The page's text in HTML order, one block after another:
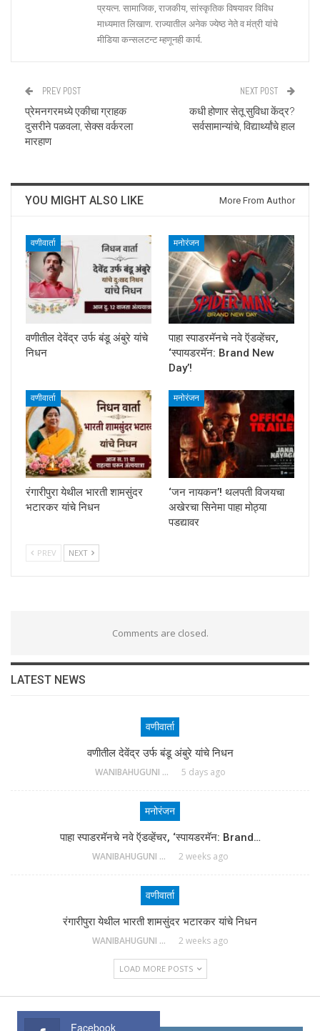
प्रयत्न. सामाजिक, राजकीय, सांस्कृतिक विषयावर विविध
माध्यमात लिखाण. राज्यातील अनेक ज्येष्ठ नेते व मंत्री यांचे
मीडिया कन्सलटन्ट म्हणूनही कार्य.
PREV POST
प्रेमनगरमध्ये एकीचा ग्राहक
दुसरीने पळवला, सेक्स वर्करला
मारहाण
NEXT POST
कधी होणार सेतू सुविधा केंद्र?
सर्वसामान्यांचे, विद्यार्थ्यांचे हाल
YOU MIGHT ALSO LIKE More From Author
वणीवार्ता
वणीतील देवेंद्र उर्फ बंडू अंबुरे यांचे
निधन
मनोरंजन
पाहा स्पाडरमॅनचे नवे ऍडव्हेंचर,
‘स्पायडरमॅन: Brand New
Day’!
वणीवार्ता
रंगारीपुरा येथील भारती शामसुंदर
भटारकर यांचे निधन
मनोरंजन
‘जन नायकन’! थलपती विजयचा
अखेरचा सिनेमा पाहा मोठ्या
पडद्यावर
PREV NEXT
Comments are closed.
LATEST NEWS
वणीवार्ता
वणीतील देवेंद्र उर्फ बंडू अंबुरे यांचे निधन
WANIBAHUGUNI DESK 5 days ago
मनोरंजन
पाहा स्पाडरमॅनचे नवे ऍडव्हेंचर, ‘स्पायडरमॅन: Brand…
WANIBAHUGUNI DESK 2 weeks ago
वणीवार्ता
रंगारीपुरा येथील भारती शामसुंदर भटारकर यांचे निधन
WANIBAHUGUNI DESK 2 weeks ago
LOAD MORE POSTS
Facebook